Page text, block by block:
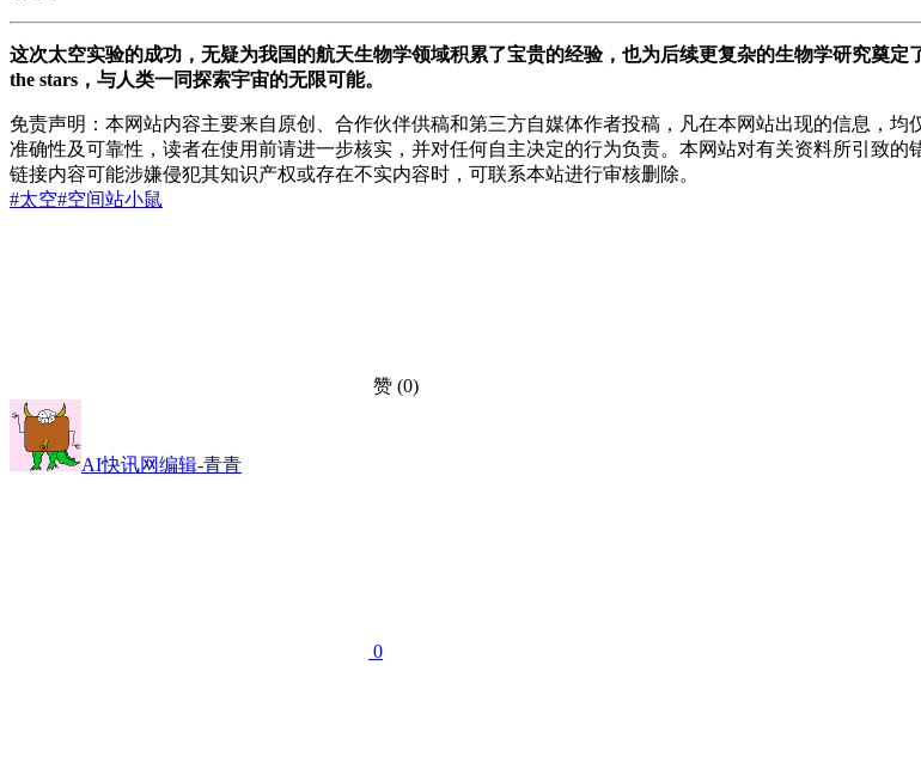
这次太空实验的成功，无疑为我国的航天生物学领域积累了宝贵的经验，也为后续更复杂的生物学研究奠
the stars，与人类一同探索宇宙的无限可能。
免责声明：本网站内容主要来自原创、合作伙伴供稿和第三方自媒体作者投稿，凡在本网站出现的信息，
准确性及可靠性，读者在使用前请进一步核实，并对任何自主决定的行为负责。本网站对有关资料所引致
链接内容可能涉嫌侵犯其知识产权或存在不实内容时，可联系本站进行审核删除。
#太空#空间站小鼠
赞 (0)
AI快讯网编辑-青青
0